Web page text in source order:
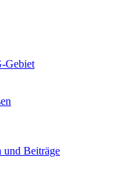
Gebiet
und Beiträge